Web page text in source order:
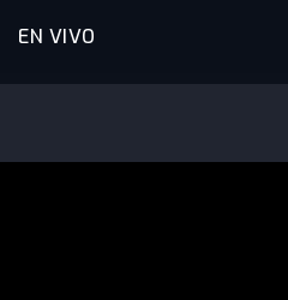
EN VIVO